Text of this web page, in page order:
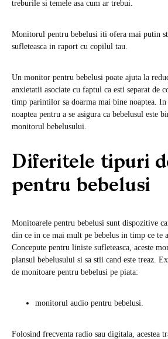
treburile si temele asa cum ar trebui.
Monitorul pentru bebelusi iti ofera mai putin
sufleteasca in raport cu copilul tau.
Un monitor pentru bebelusi poate ajuta la
anxietatii asociate cu faptul ca esti separat de
timp parintilor sa doarma mai bine noaptea. In
noaptea pentru a se asigura ca bebelusul este
monitorul bebelusului.
Diferitele tipuri
pentru bebelusi
Monitoarele pentru bebelusi sunt dispozitive
din ce in ce mai mult pe bebelus in timp ce te
Concepute pentru liniste sufleteasca, aceste
plansul bebelusului si sa stii cand este treaz.
de monitoare pentru bebelusi pe piata:
monitorul audio pentru bebelusi.
Folosind frecventa radio sau digitala, acestea